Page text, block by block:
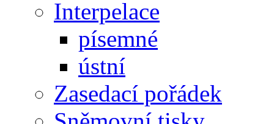
Interpelace
písemné
ústní
Zasedací pořádek